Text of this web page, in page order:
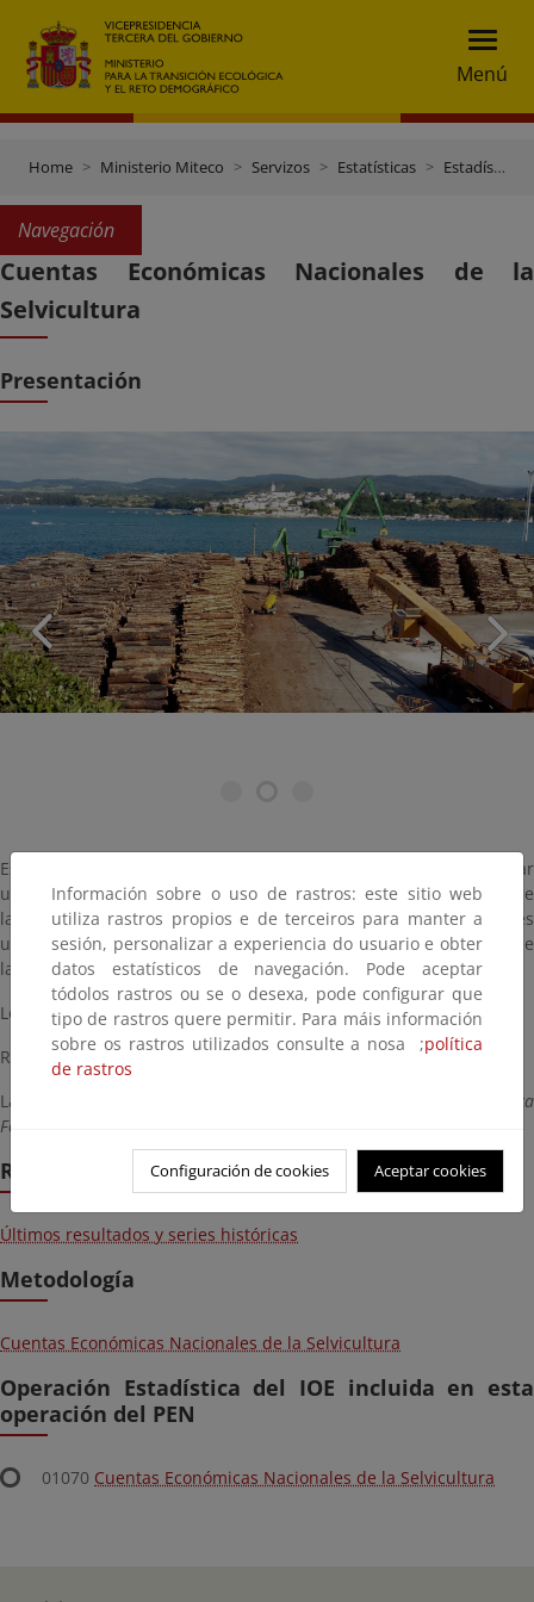
Menú
Home Ministerio Miteco Servizos Estatísticas Estadísticas Forestales
Navegación
Cuentas Económicas Nacionales de la
Selvicultura
Presentación
Estadística de síntesis cuyo objetivo fundamental es proporcionar
una descripción cuantitativa coherente del conjunto de la rama de
la actividad forestal en España. Se establecen macromagnitudes
utilizadas como indicadores de resultados económicos anuales de
la actividad selvícola.
Los resultados anuales se difunden en el año n+2.
Realización obligatoria por figurar en el PEN.
La Unidad responsable es la
Subdirección General de Política
Forestal y Lucha contra la Desertificación.
Resultados
Últimos resultados y series históricas
Metodología
Cuentas Económicas Nacionales de la Selvicultura
Operación Estadística del IOE incluida en esta
operación del PEN
01070 Cuentas Económicas Nacionales de la Selvicultura
Información sobre o uso de rastros: este sitio web
utiliza rastros propios e de terceiros para manter a
sesión, personalizar a experiencia do usuario e obter
datos estatísticos de navegación. Pode aceptar
tódolos rastros ou se o desexa, pode configurar que
tipo de rastros quere permitir. Para máis información
sobre os rastros utilizados consulte a nosa ;política
de rastros
Configuración de cookies Aceptar cookies